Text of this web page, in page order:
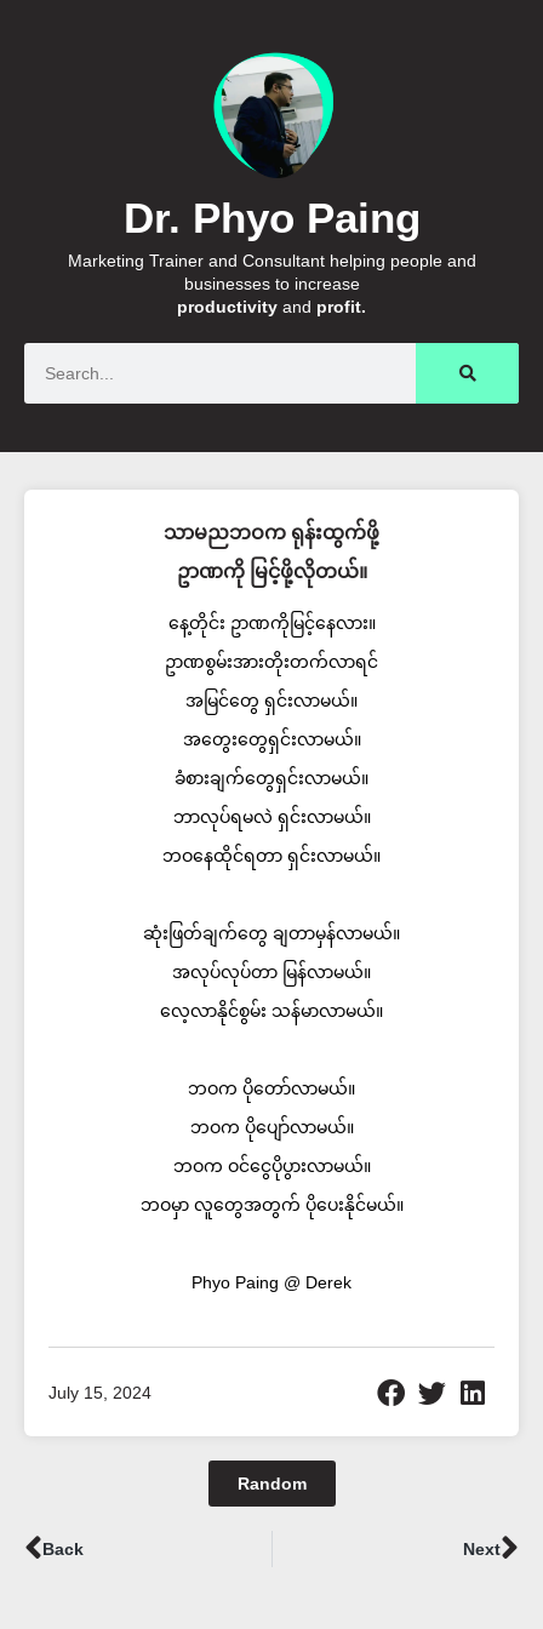
Dr. Phyo Paing
Marketing Trainer and Consultant helping people and
businesses to increase
productivity and profit.
သာမညဘဝက ရုန်းထွက်ဖို့
ဥာဏကို မြင့်ဖို့လိုတယ်။
နေ့တိုင်း ဥာဏကိုမြင့်နေလား။
ဥာဏစွမ်းအားတိုးတက်လာရင်
အမြင်တွေ ရှင်းလာမယ်။
အတွေးတွေရှင်းလာမယ်။
ခံစားချက်တွေရှင်းလာမယ်။
ဘာလုပ်ရမလဲ ရှင်းလာမယ်။
ဘဝနေထိုင်ရတာ ရှင်းလာမယ်။
ဆုံးဖြတ်ချက်တွေ ချတာမှန်လာမယ်။
အလုပ်လုပ်တာ မြန်လာမယ်။
လေ့လာနိုင်စွမ်း သန်မာလာမယ်။
ဘဝက ပိုတော်လာမယ်။
ဘဝက ပိုပျော်လာမယ်။
ဘဝက ဝင်ငွေပိုပွားလာမယ်။
ဘဝမှာ လူတွေအတွက် ပိုပေးနိုင်မယ်။
Phyo Paing @ Derek
July 15, 2024
Random
Prev
Back Next